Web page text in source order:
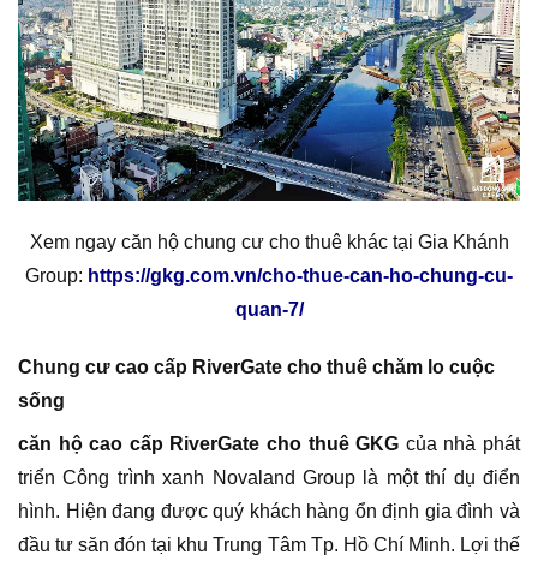
Xem ngay căn hộ chung cư cho thuê khác tại Gia Khánh
Group: https://gkg.com.vn/cho-thue-can-ho-chung-cu-
quan-7/
Chung cư cao cấp RiverGate cho thuê chăm lo cuộc
sống
căn hộ cao cấp RiverGate cho thuê GKG của nhà phát
triển Công trình xanh Novaland Group là một thí dụ điển
hình. Hiện đang được quý khách hàng ổn định gia đình và
đầu tư săn đón tại khu Trung Tâm Tp. Hồ Chí Minh. Lợi thế